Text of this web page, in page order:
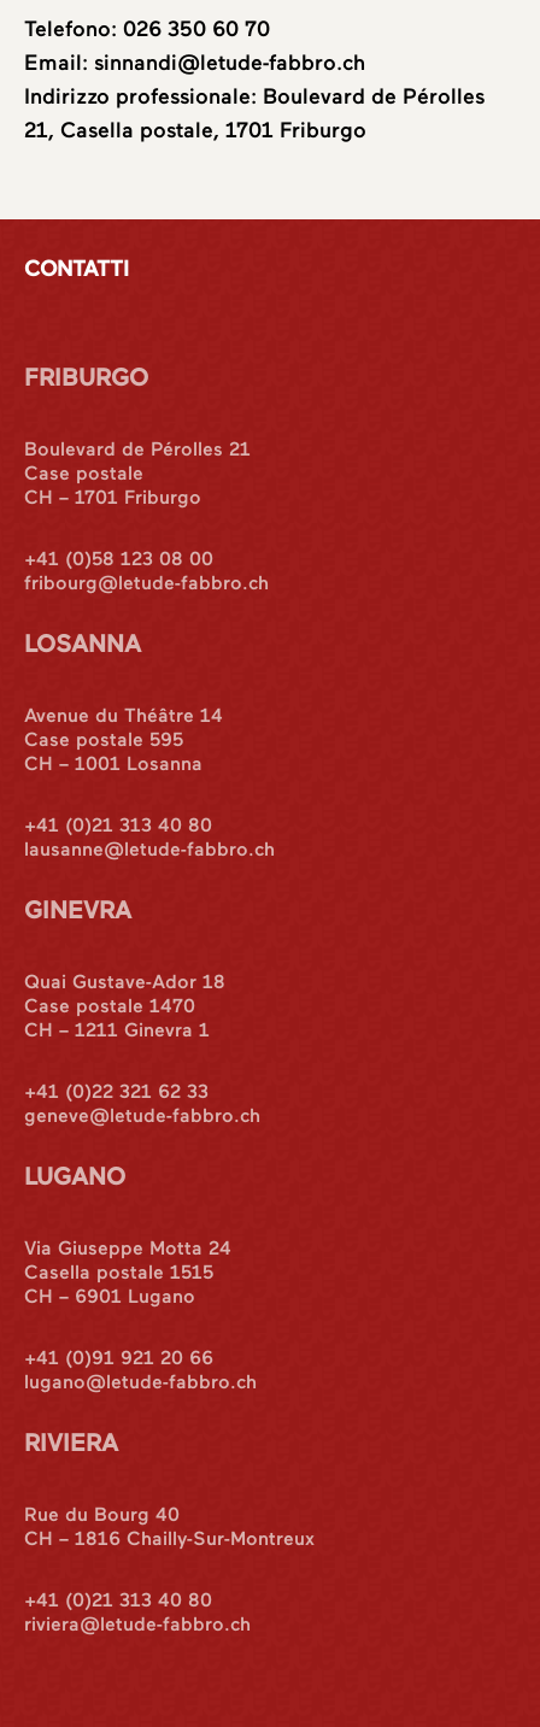
Telefono: 026 350 60 70
Email: sinnandi@letude-fabbro.ch
Indirizzo professionale: Boulevard de Pérolles
21, Casella postale, 1701 Friburgo
CONTATTI
FRIBURGO
Boulevard de Pérolles 21
Case postale
CH – 1701 Friburgo
+41 (0)58 123 08 00
fribourg@letude-fabbro.ch
LOSANNA
Avenue du Théâtre 14
Case postale 595
CH – 1001 Losanna
+41 (0)21 313 40 80
lausanne@letude-fabbro.ch
GINEVRA
Quai Gustave-Ador 18
Case postale 1470
CH – 1211 Ginevra 1
+41 (0)22 321 62 33
geneve@letude-fabbro.ch
LUGANO
Via Giuseppe Motta 24
Casella postale 1515
CH – 6901 Lugano
+41 (0)91 921 20 66
lugano@letude-fabbro.ch
RIVIERA
Rue du Bourg 40
CH – 1816 Chailly-Sur-Montreux
+41 (0)21 313 40 80
riviera@letude-fabbro.ch
Internazionale
Italian desk